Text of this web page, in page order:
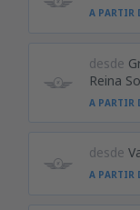
A PARTIR
desde
Reina
A PARTIR
desde
A PARTIR